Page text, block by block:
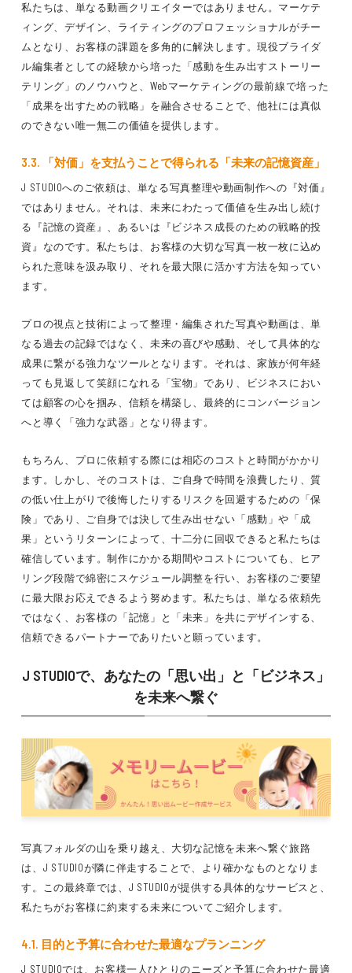
私たちは、単なる動画クリエイターではありません。マーケテ
ィング、デザイン、ライティングのプロフェッショナルがチー
ムとなり、お客様の課題を多角的に解決します。現役ブライダ
ル編集者としての経験から培った「感動を生み出すストーリー
テリング」のノウハウと、Webマーケティングの最前線で培った
「成果を出すための戦略」を融合させることで、他社には真似
のできない唯一無二の価値を提供します。
3.3. 「対価」を支払うことで得られる「未来の記憶資産」
J STUDIOへのご依頼は、単なる写真整理や動画制作への『対価』
ではありません。それは、未来にわたって価値を生み出し続け
る『記憶の資産』、あるいは『ビジネス成長のための戦略的投
資』なのです。私たちは、お客様の大切な写真一枚一枚に込め
られた意味を汲み取り、それを最大限に活かす方法を知ってい
ます。
プロの視点と技術によって整理・編集された写真や動画は、単
なる過去の記録ではなく、未来の喜びや感動、そして具体的な
成果に繋がる強力なツールとなります。それは、家族が何年経
っても見返して笑顔になれる「宝物」であり、ビジネスにおい
ては顧客の心を掴み、信頼を構築し、最終的にコンバージョン
へと導く「強力な武器」となり得ます。
もちろん、プロに依頼する際には相応のコストと時間がかかり
ます。しかし、そのコストは、ご自身で時間を浪費したり、質
の低い仕上がりで後悔したりするリスクを回避するための「保
険」であり、ご自身では決して生み出せない「感動」や「成
果」というリターンによって、十二分に回収できると私たちは
確信しています。制作にかかる期間やコストについても、ヒア
リング段階で綿密にスケジュール調整を行い、お客様のご要望
に最大限お応えできるよう努めます。私たちは、単なる依頼先
ではなく、お客様の「記憶」と「未来」を共にデザインする、
信頼できるパートナーでありたいと願っています。
J STUDIOで、あなたの「思い出」と「ビジネス」
を未来へ繋ぐ
写真フォルダの山を乗り越え、大切な記憶を未来へ繋ぐ旅路
は、J STUDIOが隣に伴走することで、より確かなものとなりま
す。この最終章では、J STUDIOが提供する具体的なサービスと、
私たちがお客様に約束する未来についてご紹介します。
4.1. 目的と予算に合わせた最適なプランニング
J STUDIOでは、お客様一人ひとりのニーズと予算に合わせた最適